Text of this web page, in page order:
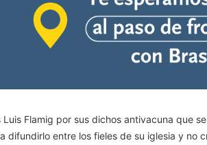
Flamig por sus dichos antivacuna que
entre los fieles de su iglesia y no